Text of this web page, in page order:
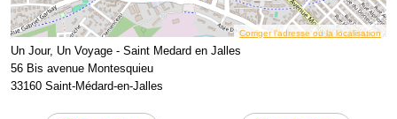
Corriger l’adresse ou la localisation
Un Jour, Un Voyage - Saint Medard en Jalles
56 Bis avenue Montesquieu
33160 Saint-Médard-en-Jalles